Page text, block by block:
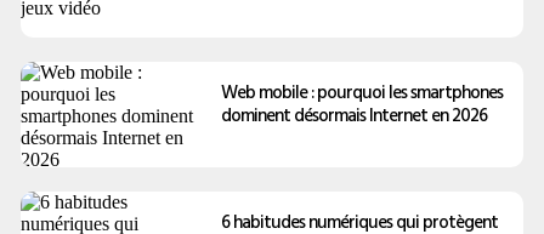
Web mobile : pourquoi les smartphones
dominent désormais Internet en 2026
6 habitudes numériques qui protègent